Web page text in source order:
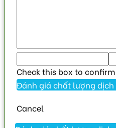
Check this box to
Cancel